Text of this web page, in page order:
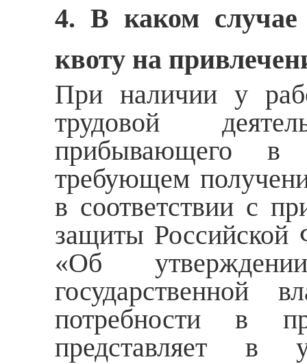
4. В каком случае
квоту на
При наличии у
трудовой
прибывающего в
требующем
в соответствии с
защиты
«Об
государственной
потребности в
представляет в